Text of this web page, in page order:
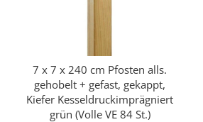
Schnellkauf
7 x 7 x 240 cm Pfosten alls.
gehobelt + gefast, gekappt,
Kiefer Kesseldruckimprägniert
grün (Volle VE 84 St.)